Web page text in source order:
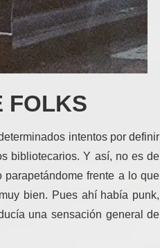
FOLKS
intentos por definir
bibliotecarios. Y así, no es de
parapetándome frente a lo que
bien. Pues ahí había punk,
una sensación general de